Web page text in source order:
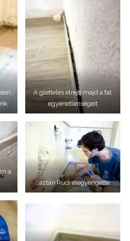
A glettelés elrejti majd a fal
egyenetlenségeit
a
…aztán Rudi elegyengette